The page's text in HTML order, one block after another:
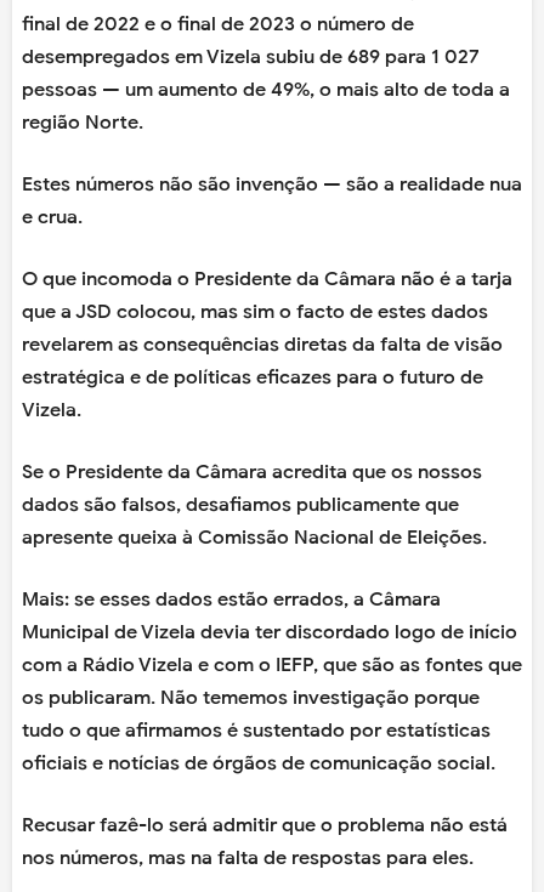
final de 2022 e o final de 2023 o número de
desempregados em Vizela subiu de 689 para 1 027
pessoas — um aumento de 49%, o mais alto de toda a
região Norte.
Estes números não são invenção — são a realidade nua
e crua.
O que incomoda o Presidente da Câmara não é a tarja
que a JSD colocou, mas sim o facto de estes dados
revelarem as consequências diretas da falta de visão
estratégica e de políticas eficazes para o futuro de
Vizela.
Se o Presidente da Câmara acredita que os nossos
dados são falsos, desafiamos publicamente que
apresente queixa à Comissão Nacional de Eleições.
Mais: se esses dados estão errados, a Câmara
Municipal de Vizela devia ter discordado logo de início
com a Rádio Vizela e com o IEFP, que são as fontes que
os publicaram. Não tememos investigação porque
tudo o que afirmamos é sustentado por estatísticas
oficiais e notícias de órgãos de comunicação social.
Recusar fazê-lo será admitir que o problema não está
nos números, mas na falta de respostas para eles.